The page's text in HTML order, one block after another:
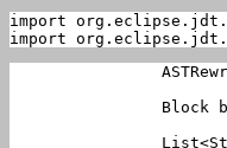
import
import
Block